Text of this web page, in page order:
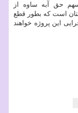
حق آبه ساوه از
است كه بطور قطع
این پروژه خواهند